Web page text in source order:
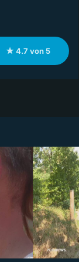
★ 4.7 von 5